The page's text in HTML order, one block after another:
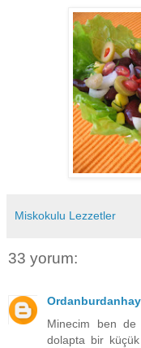
Miskokulu Lezzetler
33 yorum:
Minecim ben de
dolapta bir